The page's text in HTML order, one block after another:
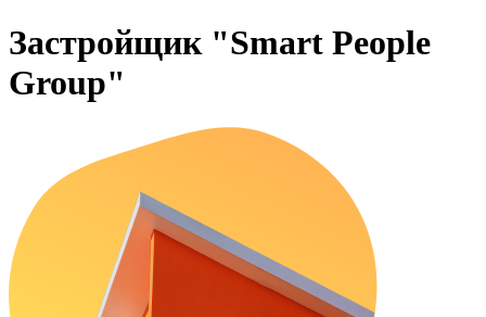
Застройщик "Smart People
Group"